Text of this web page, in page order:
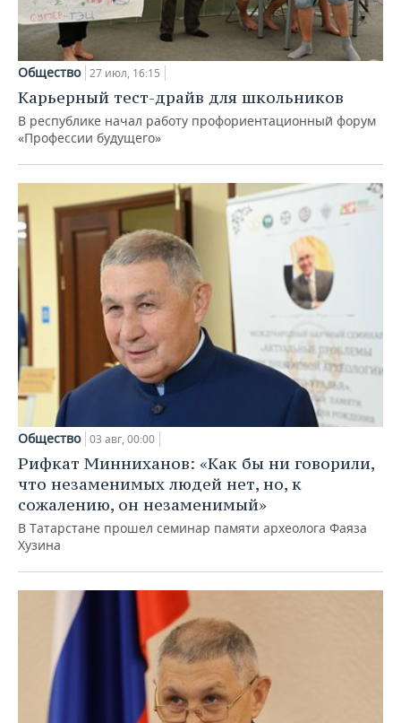
Общество 27 июл, 16:15
Карьерный тест-драйв для школьников
В республике начал работу профориентационный форум
«Профессии будущего»
Общество 03 авг, 00:00
Рифкат Минниханов: «Как бы ни говорили,
что незаменимых людей нет, но, к
сожалению, он незаменимый»
В Татарстане прошел семинар памяти археолога Фаяза
Хузина